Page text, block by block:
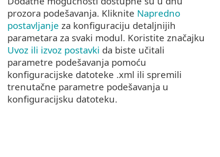
prozora podešavanja. Kliknite Napredno
postavljanje za konfiguraciju detaljnijih
parametara za svaki modul. Koristite značajku
Uvoz ili izvoz postavki da biste učitali
parametre podešavanja pomoću
konfiguracijske datoteke .xml ili spremili
trenutačne parametre podešavanja u
konfiguracijsku datoteku.